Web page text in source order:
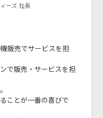
ーズ 社長
販売でサービスを担
で販売・サービスを担
ことが一番の喜びで